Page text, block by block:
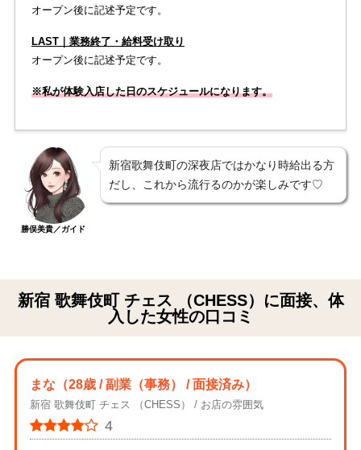
オープン後に記述予定です。
LAST｜業務終了・給料受け取り
オープン後に記述予定です。
※私が体験入店した日のスケジュールになります。
勝俣美貴／ガイド
新宿歌舞伎町の深夜店ではかなり時給出る方
だし、これから流行るのかが楽しみです♡
新宿 歌舞伎町 チェス （CHESS）に面接、体
入した女性の口コミ
まな （28歳 / 副業（事務） / 面接済み）
新宿 歌舞伎町 チェス （CHESS） お店の雰囲気
4